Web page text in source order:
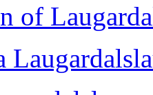
of